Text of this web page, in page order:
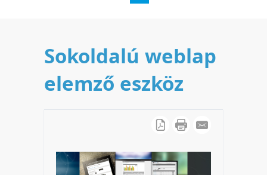
Sokoldalú weblap
elemző eszköz